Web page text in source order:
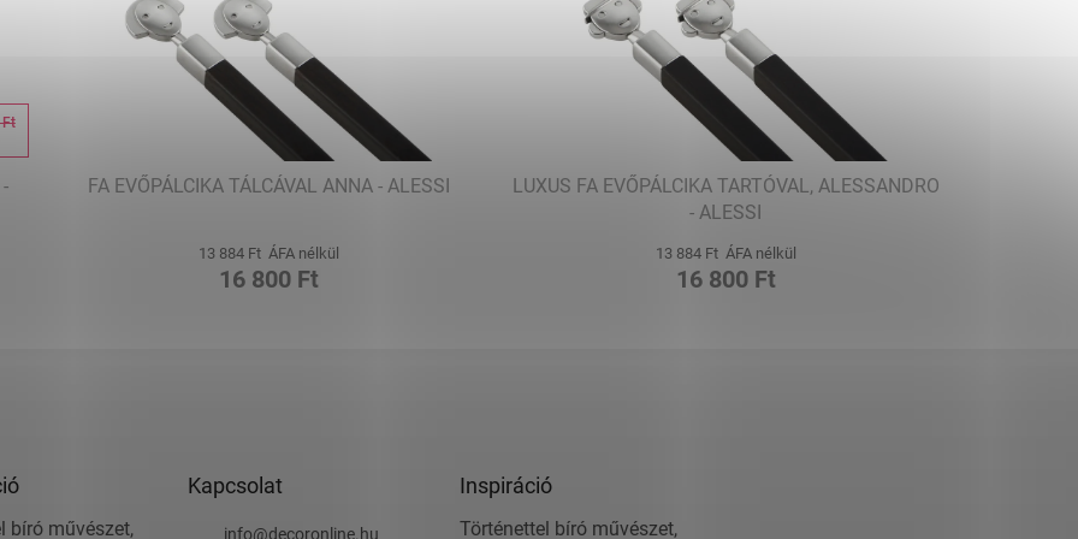
FA EVŐPÁLCIKA TÁLCÁVAL ANNA - ALESSI
13 884 Ft ÁFA nélkül
16 800 Ft
LUXUS FA EVŐPÁLCIKA TARTÓVAL, ALESSANDRO
- ALESSI
13 884 Ft ÁFA nélkül
16 800 Ft
bíró művészet,
Kapcsolat
info@decoronline.hu
Inspiráció
Történettel bíró művészet,